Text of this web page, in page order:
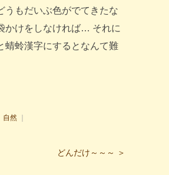
うもだいぶ色がでてきたな
かけをしなければ… それに
蜻蛉漢字にするとなんて難
自然 ｜
どんだけ～～～ ＞